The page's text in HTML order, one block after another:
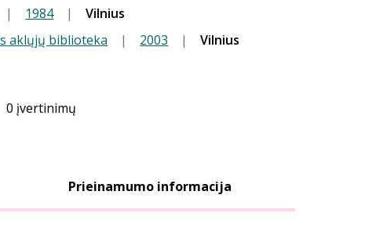
| 1984 |
Vilnius
aklųjų biblioteka | 2003 | Vilnius
0 įvertinimų
Prieinamumo informacija